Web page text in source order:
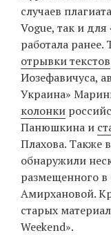
случаев
Vogue, так и
работала
отрывки текстов
Иозефавичуса,
Украина»
колонки
Панюшкина и
Плахова. Также
обнаружили
размещенного
Амирхановой.
старых
Weekend».